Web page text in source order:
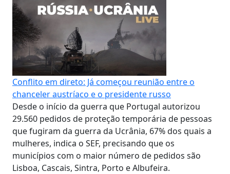
Conflito em direto: Já começou reunião entre o
chanceler austríaco e o presidente russo
Desde o início da guerra que Portugal autorizou
29.560 pedidos de proteção temporária de pessoas
que fugiram da guerra da Ucrânia, 67% dos quais a
mulheres, indica o SEF, precisando que os
municípios com o maior número de pedidos são
Lisboa, Cascais, Sintra, Porto e Albufeira.